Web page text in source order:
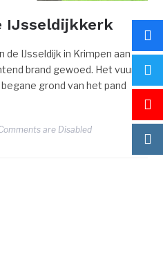
IJsseldijkkerk
IJsseldijk in Krimpen aan
brand gewoed. Het vuur
grond van het pand
are Disabled